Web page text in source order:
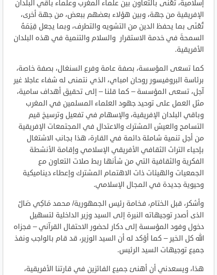
إسلامية، تُعْنَى بالتعاون بين علماء المغرب وعلماء باقي البلدان
الإفريقية من جهة، وبين هؤلاء بعضهم ببعض، من جهة أخرى،
تُعْنَى بما يحفظ الدين من التشويه والتطرف، وبما يجعل قِيَمَهُ
السمحةَ في خدمة الاستقرار والسلام والتنمية في هذه البلدان
الأفريقية.
كما تسعى المؤسسة، بصفة عامة وفرع السنغال، بصفة خاصة،
برئاسة البروفيسور روحان امباي، الذي نتمنى له شفاء عاجلا غير
آجل، تسعى المؤسسة – كما قلنا – إلى تحقيق أهداف سامية،
مثل العمل على توحيد جهود العلماء المسلمين في المغرب
وباقي البلدان الإفريقية، والإسهام في تفعيل وترسيخ قيم
التسامح والعيش المشترك والاعتدال في المجتمعات الإفريقية
من أجل تنمية شاملة دائمة في القارة، هذا بجانب الاشتغال
بإحياء التراث الثقافي الأفريقي الإسلامي وإقامة الأنشطة
الفكرية والثقافية التي من شأنها ربط صلات التعاون مع
الجمعيات والهيئات ذات الاهتمام المشترك وإعطاء ديناميكية
وحيوية جديدة في المجال الإسلامي.
وأشكر، قبل الختام، فخامة رئيس الجمهورية/ محمد مَاكِي صَالْ
الذى أصدر توجيهاته النيرة إلى السيد وزير الداخلية لتسهيل
دخول وفود المؤسسة إلى دكار لحضور الاحتفال القرآني – فجزاه
الله كل الخير – كما أؤكد له أن السيد الوزير، قد قام بالواجب ونفذ
جميع توجيهات السيد الرئيس.
هذا، ويسعدني أن أهنئ جميع الفائزين في قارتنا الأفريقية،